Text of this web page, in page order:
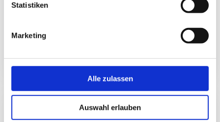
Statistiken
Marketing
Alle zulassen
Auswahl erlauben
WEBSITE
52 ms